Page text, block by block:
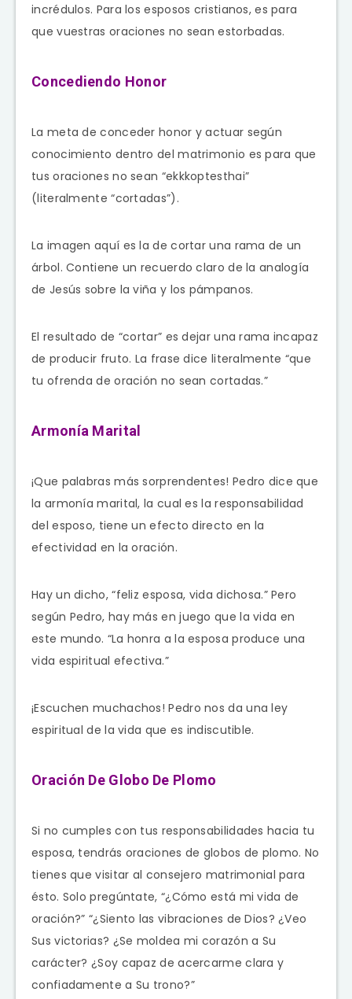
incrédulos. Para los esposos cristianos, es para
que vuestras oraciones no sean estorbadas.
Concediendo Honor
La meta de conceder honor y actuar según
conocimiento dentro del matrimonio es para que
tus oraciones no sean “ekkkoptesthai”
(literalmente “cortadas”).
La imagen aquí es la de cortar una rama de un
árbol. Contiene un recuerdo claro de la analogía
de Jesús sobre la viña y los pámpanos.
El resultado de “cortar” es dejar una rama incapaz
de producir fruto. La frase dice literalmente “que
tu ofrenda de oración no sean cortadas.”
Armonía Marital
¡Que palabras más sorprendentes! Pedro dice que
la armonía marital, la cual es la responsabilidad
del esposo, tiene un efecto directo en la
efectividad en la oración.
Hay un dicho, “feliz esposa, vida dichosa.” Pero
según Pedro, hay más en juego que la vida en
este mundo. “La honra a la esposa produce una
vida espiritual efectiva.”
¡Escuchen muchachos! Pedro nos da una ley
espiritual de la vida que es indiscutible.
Oración De Globo De Plomo
Si no cumples con tus responsabilidades hacia tu
esposa, tendrás oraciones de globos de plomo. No
tienes que visitar al consejero matrimonial para
ésto. Solo pregúntate, “¿Cómo está mi vida de
oración?” “¿Siento las vibraciones de Dios? ¿Veo
Sus victorias? ¿Se moldea mi corazón a Su
carácter? ¿Soy capaz de acercarme clara y
confiadamente a Su trono?”